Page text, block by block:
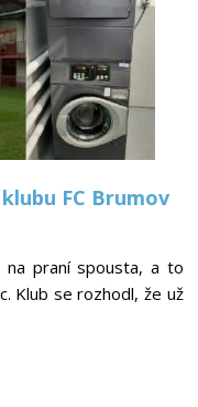
FC Brumov
praní spousta, a to
Klub se rozhodl, že už